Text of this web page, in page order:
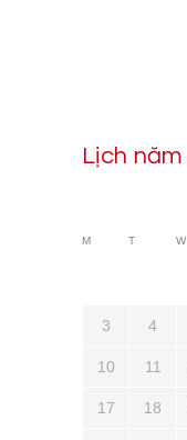
Lịch năm
M T W
3 4
10 11
17 18